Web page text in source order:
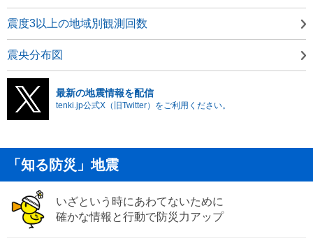
震度3以上の地域別観測回数
震央分布図
最新の地震情報を配信
tenki.jp公式X（旧Twitter）をご利用ください。
「知る防災」地震
いざという時にあわてないために
確かな情報と行動で防災力アップ